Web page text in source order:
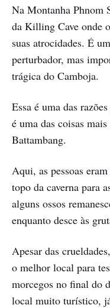
Na Montanha Phnom
da Killing Cave onde
suas atrocidades. É
perturbador, mas
trágica do Camboja.
Essa é uma das
é uma das coisas
Battambang.
Aqui, as pessoas
topo da caverna para
alguns ossos
enquanto desce às
Apesar das
o melhor local para
morcegos no final do
local muito turístico,